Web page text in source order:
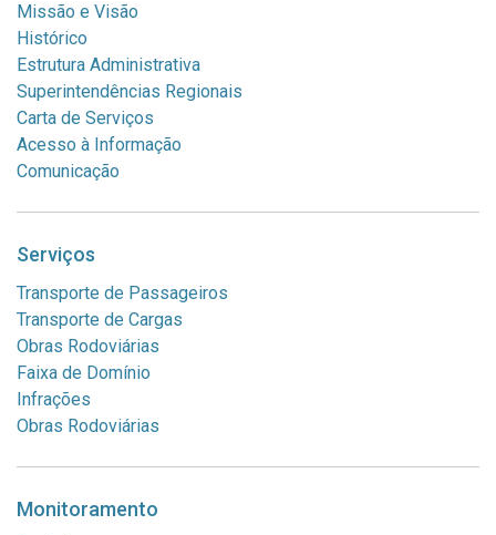
Missão e Visão
Histórico
Estrutura Administrativa
Superintendências Regionais
Carta de Serviços
Acesso à Informação
Comunicação
Serviços
Transporte de Passageiros
Transporte de Cargas
Obras Rodoviárias
Faixa de Domínio
Infrações
Obras Rodoviárias
Monitoramento